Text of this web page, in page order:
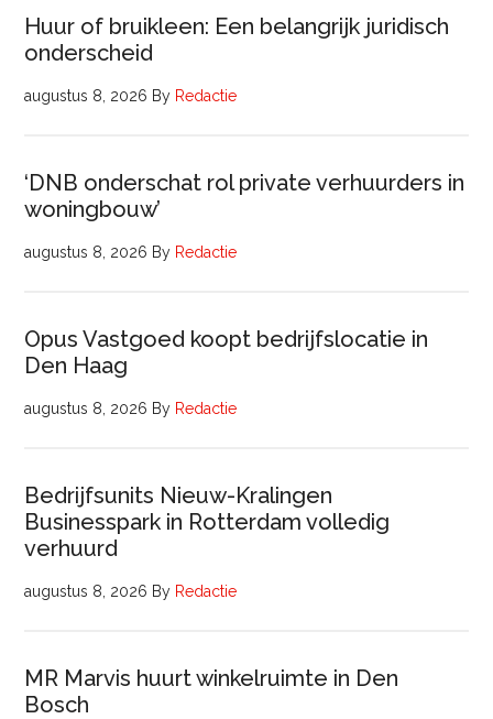
Huur of bruikleen: Een belangrijk juridisch
onderscheid
augustus 8, 2026 By Redactie
‘DNB onderschat rol private verhuurders in
woningbouw’
augustus 8, 2026 By Redactie
Opus Vastgoed koopt bedrijfslocatie in
Den Haag
augustus 8, 2026 By Redactie
Bedrijfsunits Nieuw-Kralingen
Businesspark in Rotterdam volledig
verhuurd
augustus 8, 2026 By Redactie
MR Marvis huurt winkelruimte in Den
Bosch